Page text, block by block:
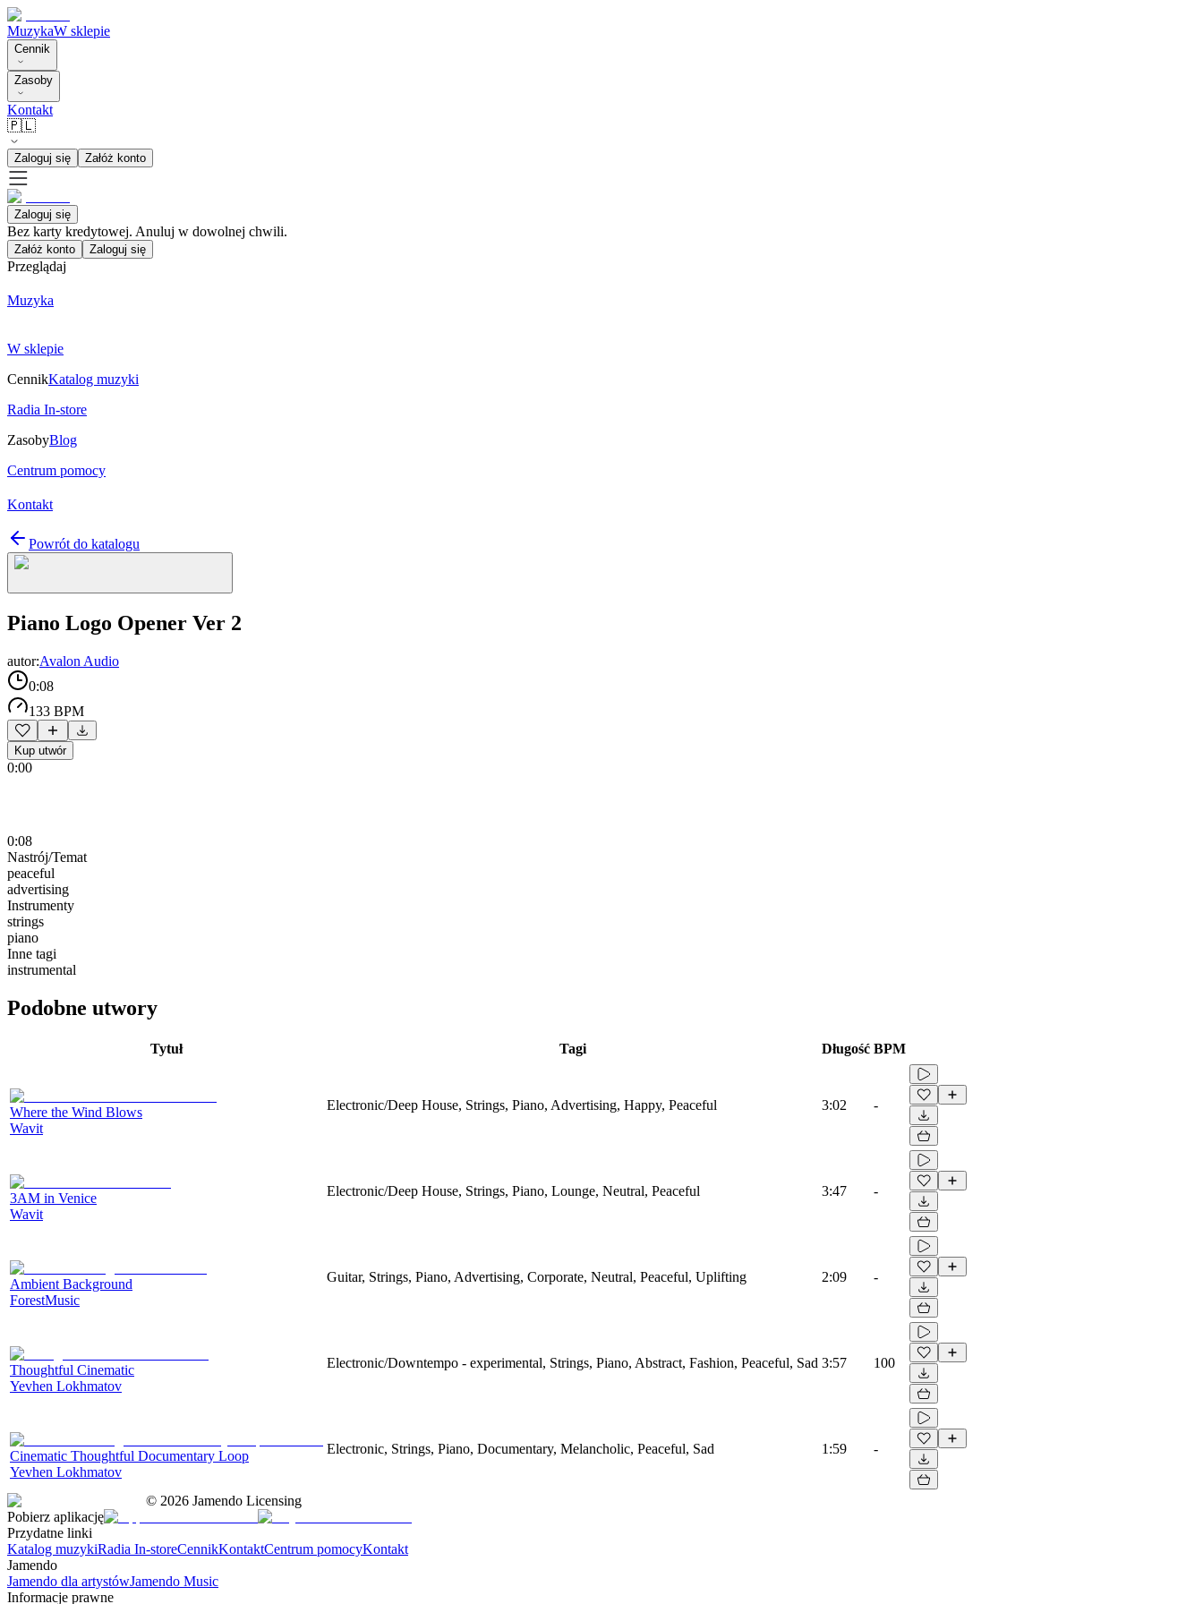
MuzykaW sklepie
Cennik
Zasoby
Kontakt
🇵🇱
Zaloguj się Załóż konto
Zaloguj się
Bez karty kredytowej. Anuluj w dowolnej chwili.
Załóż konto Zaloguj się
Przeglądaj
Muzyka
W sklepie
CennikKatalog muzyki
Radia In-store
ZasobyBlog
Centrum pomocy
Kontakt
Powrót do katalogu
Piano Logo Opener Ver 2
autor:Avalon Audio
0:08
133 BPM
Kup utwór
0:00
0:08
Nastrój/Temat
peaceful
advertising
Instrumenty
strings
piano
Inne tagi
instrumental
Podobne utwory
Tytuł Tagi Długość BPM
Where the Wind Blows
Wavit
Electronic/Deep House, Strings, Piano, Advertising, Happy, Peaceful 3:02 -
3AM in Venice
Wavit
Electronic/Deep House, Strings, Piano, Lounge, Neutral, Peaceful 3:47 -
Ambient Background
ForestMusic
Guitar, Strings, Piano, Advertising, Corporate, Neutral, Peaceful, Uplifting 2:09 -
Thoughtful Cinematic
Yevhen Lokhmatov
Electronic/Downtempo - experimental, Strings, Piano, Abstract, Fashion, Peaceful, Sad 3:57 100
Cinematic Thoughtful Documentary Loop
Yevhen Lokhmatov
Electronic, Strings, Piano, Documentary, Melancholic, Peaceful, Sad 1:59 -
© 2026 Jamendo Licensing
Pobierz aplikację
Przydatne linki
Katalog muzykiRadia In-storeCennikKontaktCentrum pomocyKontakt
Jamendo
Jamendo dla artystówJamendo Music
Informacje prawne